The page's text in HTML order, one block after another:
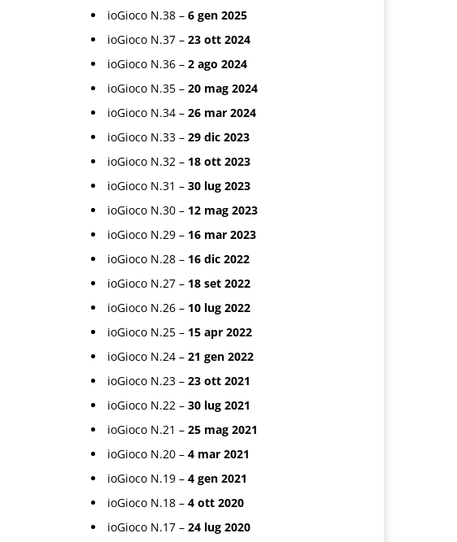
ioGioco N.38 – 6 gen 2025
ioGioco N.37 – 23 ott 2024
ioGioco N.36 – 2 ago 2024
ioGioco N.35 – 20 mag 2024
ioGioco N.34 – 26 mar 2024
ioGioco N.33 – 29 dic 2023
ioGioco N.32 – 18 ott 2023
ioGioco N.31 – 30 lug 2023
ioGioco N.30 – 12 mag 2023
ioGioco N.29 – 16 mar 2023
ioGioco N.28 – 16 dic 2022
ioGioco N.27 – 18 set 2022
ioGioco N.26 – 10 lug 2022
ioGioco N.25 – 15 apr 2022
ioGioco N.24 – 21 gen 2022
ioGioco N.23 – 23 ott 2021
ioGioco N.22 – 30 lug 2021
ioGioco N.21 – 25 mag 2021
ioGioco N.20 – 4 mar 2021
ioGioco N.19 – 4 gen 2021
ioGioco N.18 – 4 ott 2020
ioGioco N.17 – 24 lug 2020